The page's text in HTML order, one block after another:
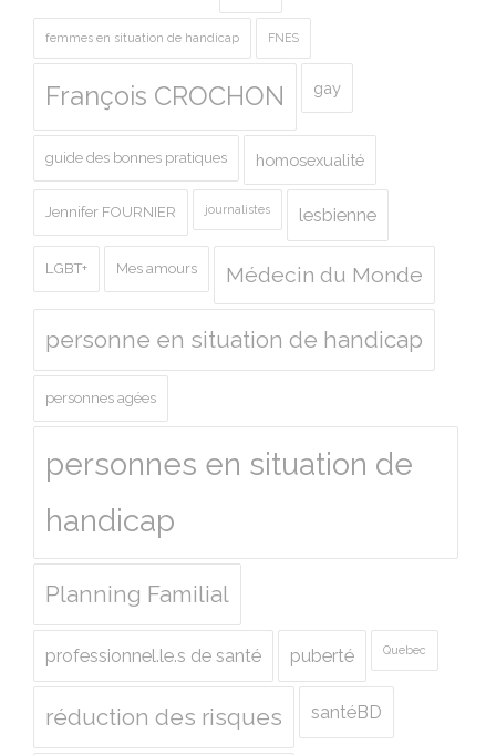
femmes en situation de handicap FNES
François CROCHON gay
guide des bonnes pratiques homosexualité
Jennifer FOURNIER journalistes lesbienne
LGBT+ Mes amours Médecin du Monde
personne en situation de handicap
personnes agées
personnes en situation de
handicap
Planning Familial
professionnel.le.s de santé puberté Quebec
réduction des risques santéBD